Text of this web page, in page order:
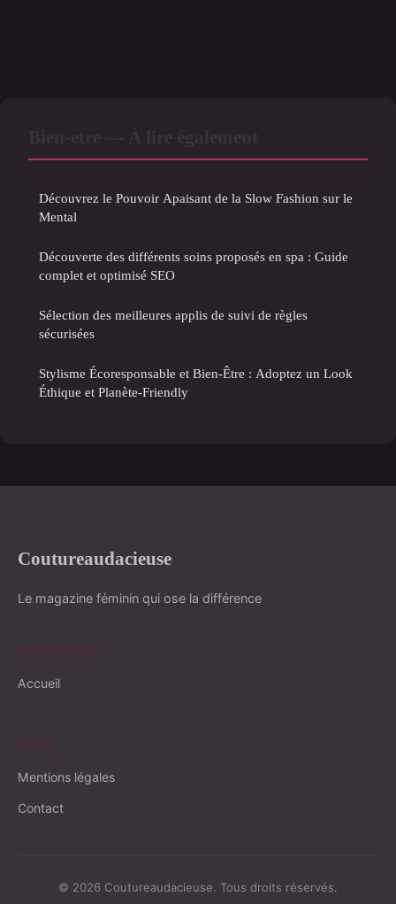
Découvrez le Pouvoir Apaisant de la Slow Fashion sur le
Mental
Découverte des différents soins proposés en spa : Guide
complet et optimisé SEO
Sélection des meilleures applis de suivi de règles
sécurisées
Stylisme Écoresponsable et Bien-Être : Adoptez un Look
Éthique et Planète-Friendly
Coutureaudacieuse
Le magazine féminin qui ose la différence
NAVIGATION
Accueil
LÉGAL
Mentions légales
Contact
© 2026 Coutureaudacieuse. Tous droits réservés.